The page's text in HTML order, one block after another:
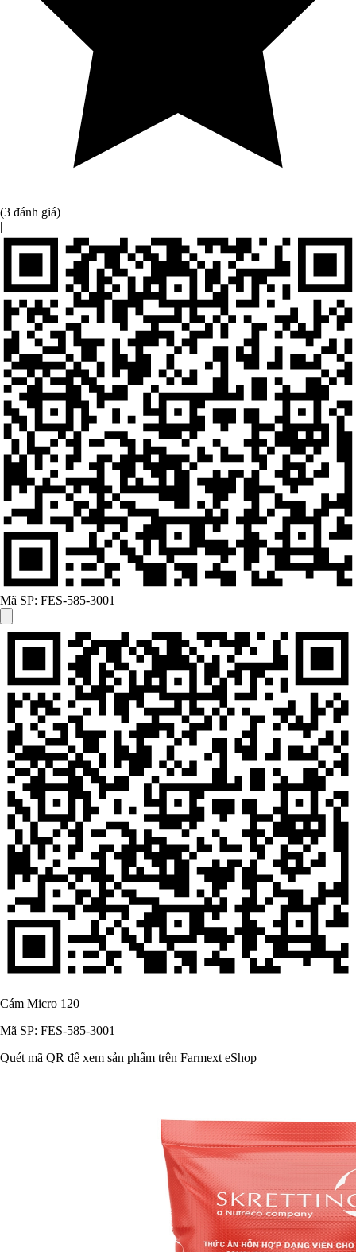
(3 đánh giá)
|
Mã SP: FES-585-3001
Cám Micro 120
Mã SP: FES-585-3001
Quét mã QR để xem sản phẩm trên Farmext eShop